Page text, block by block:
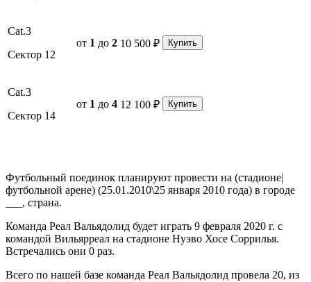
Cat.3
Сектор 12
от 1 до 2 10 500 ₽ Купить
Cat.3
Сектор 14
от 1 до 4 12 100 ₽ Купить
Футбольный поединок планируют провести на (стадионе|
футбольной арене) (25.01.2010\25 января 2010 года) в городе
___, страна.
Команда Реал Вальядолид будет играть 9 февраля 2020 г. с
командой Вильярреал на стадионе Нуэво Хосе Соррилья.
Встречались они 0 раз.
Всего по нашей базе команда Реал Вальядолид провела 20, из